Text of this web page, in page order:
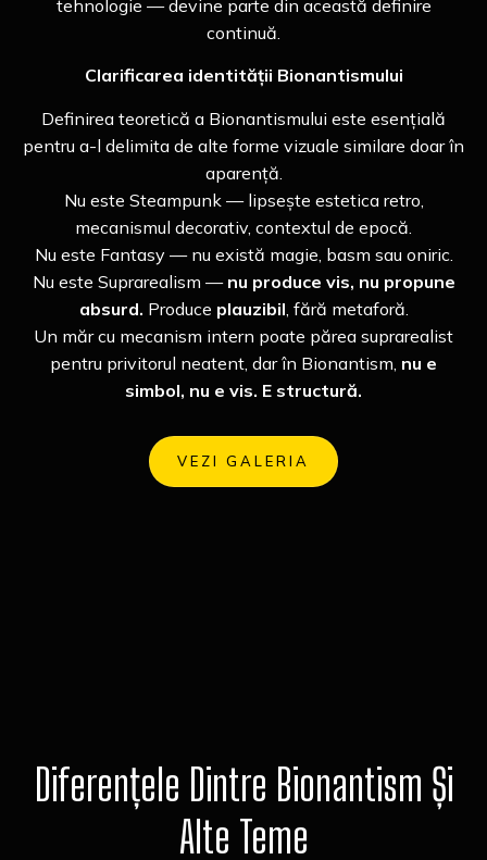
tehnologie — devine parte din această definire
continuă.
Clarificarea identității Bionantismului
Definirea teoretică a Bionantismului este esențială
pentru a-l delimita de alte forme vizuale similare doar în
aparență.
Nu este Steampunk — lipsește estetica retro,
mecanismul decorativ, contextul de epocă.
Nu este Fantasy — nu există magie, basm sau oniric.
Nu este Suprarealism — nu produce vis, nu propune
absurd. Produce plauzibil , fără metaforă.
Un măr cu mecanism intern poate părea suprarealist
pentru privitorul neatent, dar în Bionantism, nu e
simbol, nu e vis. E structură.
VEZI GALERIA
Diferențele Dintre Bionantism Și
Alte Teme